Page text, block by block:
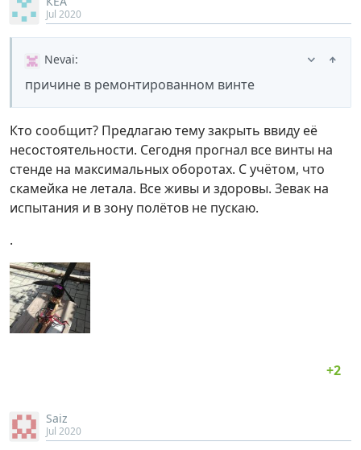
Jul 2020
Nevai:
причине в ремонтированном винте
Кто сообщит? Предлагаю тему закрыть ввиду её
несостоятельности. Сегодня прогнал все винты на
стенде на максимальных оборотах. С учётом, что
скамейка не летала. Все живы и здоровы. Зевак на
испытания и в зону полётов не пускаю.
.
Saiz
Jul 2020